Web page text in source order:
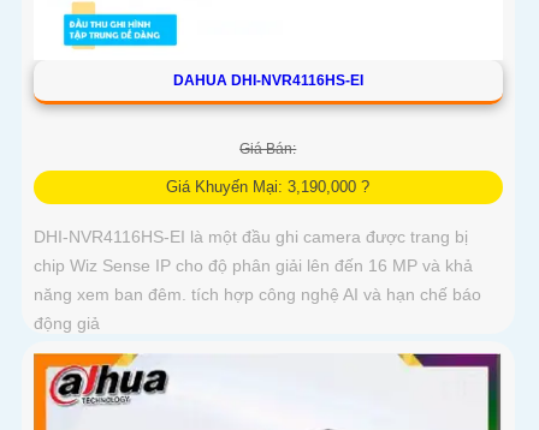
DAHUA DHI-NVR4116HS-EI
Giá Bán:
Giá Khuyến Mại: 3,190,000 ?
DHI-NVR4116HS-EI là một đầu ghi camera được trang bị
chip Wiz Sense IP cho độ phân giải lên đến 16 MP và khả
năng xem ban đêm. tích hợp công nghệ AI và hạn chế báo
động giả